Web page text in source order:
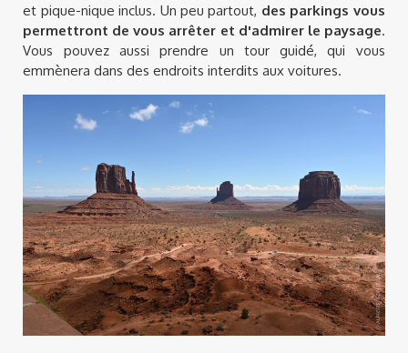
et pique-nique inclus. Un peu partout, des parkings vous
permettront de vous arrêter et d'admirer le paysage.
Vous pouvez aussi prendre un tour guidé, qui vous
emmènera dans des endroits interdits aux voitures.